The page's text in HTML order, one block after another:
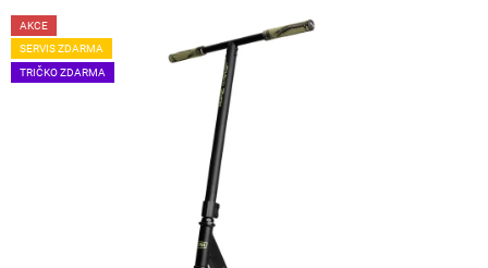
produktu
je
0,0
AKCE
SERVIS ZDARMA
TRIČKO ZDARMA